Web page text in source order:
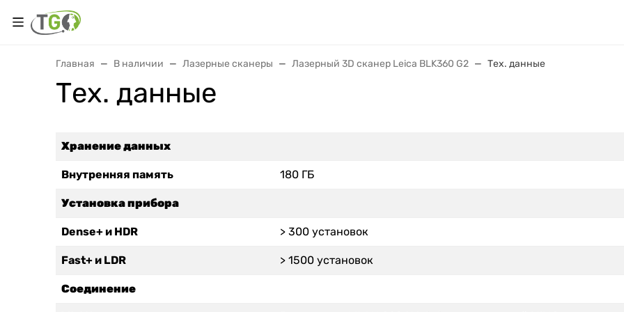
Главная В наличии Лазерные сканеры Лазерный 3D сканер Leica BLK360 G2 Тех. данные
Тех. данные
Хранение данных
Внутренняя память 180 ГБ
Установка прибора
Dense+ и HDR > 300 установок
Fast+ и LDR > 1500 установок
Соединение